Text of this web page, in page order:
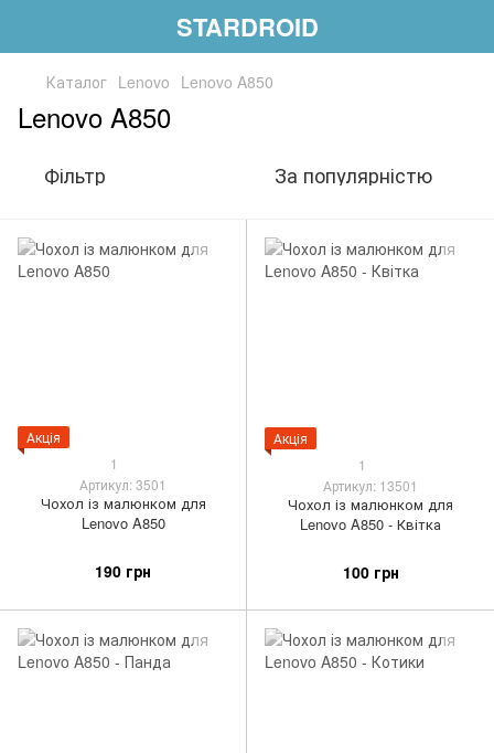
STARDROID
Каталог Lenovo Lenovo A850
Lenovo A850
Фільтр За популярністю
Акція
1
Артикул: 3501
Чохол із малюнком для
Lenovo A850
190 грн
Акція
1
Артикул: 13501
Чохол із малюнком для
Lenovo A850 - Квітка
100 грн